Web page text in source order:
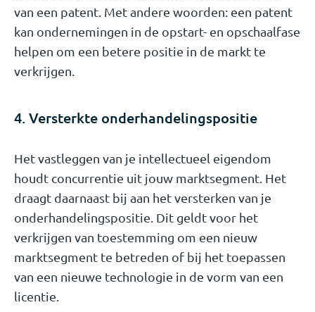
van een patent. Met andere woorden: een patent
kan ondernemingen in de opstart- en opschaalfase
helpen om een betere positie in de markt te
verkrijgen.
4. Versterkte onderhandelingspositie
Het vastleggen van je intellectueel eigendom
houdt concurrentie uit jouw marktsegment. Het
draagt daarnaast bij aan het versterken van je
onderhandelingspositie. Dit geldt voor het
verkrijgen van toestemming om een nieuw
marktsegment te betreden of bij het toepassen
van een nieuwe technologie in de vorm van een
licentie.